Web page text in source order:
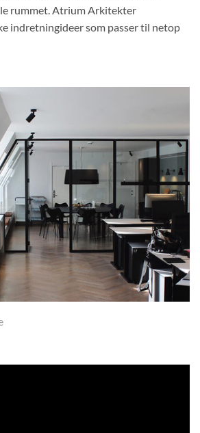
rummet. Atrium Arkitekter
indretningideer som passer til netop